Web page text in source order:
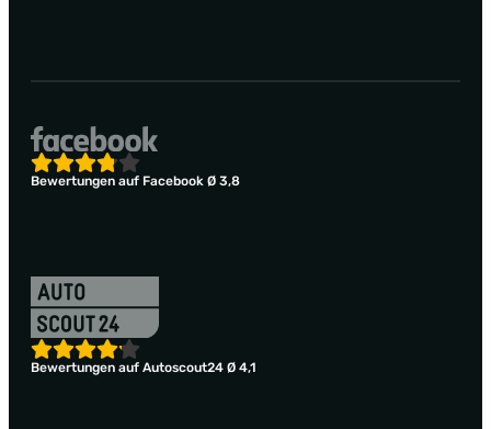
Bewertungen auf Facebook Ø 3,8
Bewertungen auf Autoscout24 Ø 4,1